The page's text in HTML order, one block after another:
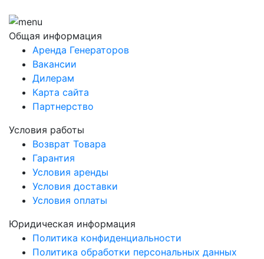
Общая информация
Аренда Генераторов
Вакансии
Дилерам
Карта сайта
Партнерство
Условия работы
Возврат Товара
Гарантия
Условия аренды
Условия доставки
Условия оплаты
Юридическая информация
Политика конфиденциальности
Политика обработки персональных данных